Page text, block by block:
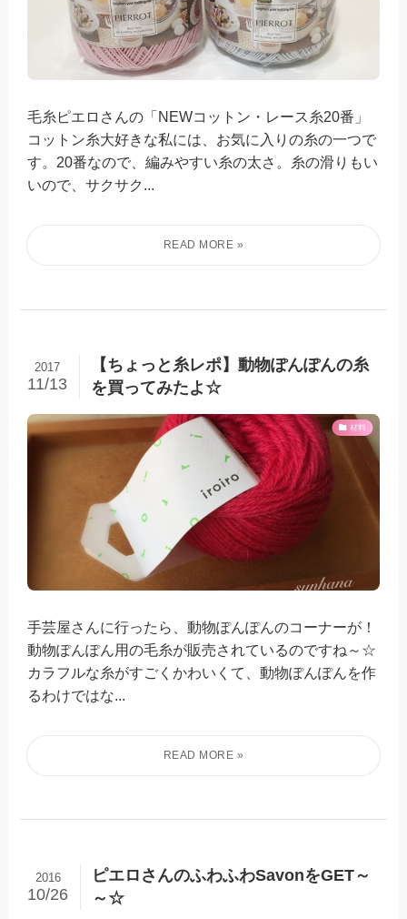
毛糸ピエロさんの「NEWコットン・レース糸20番」
コットン糸大好きな私には、お気に入りの糸の一つで
す。20番なので、編みやすい糸の太さ。糸の滑りもい
いので、サクサク...
【ちょっと糸レポ】動物ぽんぽんの糸
を買ってみたよ☆
2017
11/13
材料
手芸屋さんに行ったら、動物ぽんぽんのコーナーが！
動物ぽんぽん用の毛糸が販売されているのですね～☆
カラフルな糸がすごくかわいくて、動物ぽんぽんを作
るわけではな...
ピエロさんのふわふわSavonをGET～
～☆
2016
10/26